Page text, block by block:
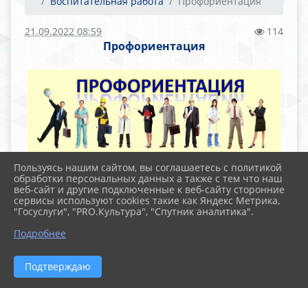
21.09.2022 08:59 114
Профориентация
Файлы
сопровождения профессионального
самоопределения обучающихся Челябинской
Пользуясь нашим сайтом, вы соглашаетесь с политикой
обработки персональных данных а также с тем что наш
веб-сайт и другие подключенные к веб-сайту сторонние
сервисы используют cookies такие как Яндекс Метрика,
"Госуслуги", "PRO.Культура", "Спутник аналитика".
Подробнее
Подтверждаю